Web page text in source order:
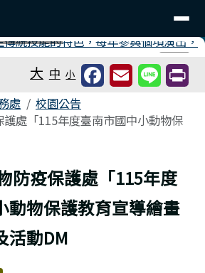
⏸
大 中 小
處
校園公告
處「115年度臺南市國中小動物保
防疫保護處「115年度
動物保護教育宣導繪畫
活動DM